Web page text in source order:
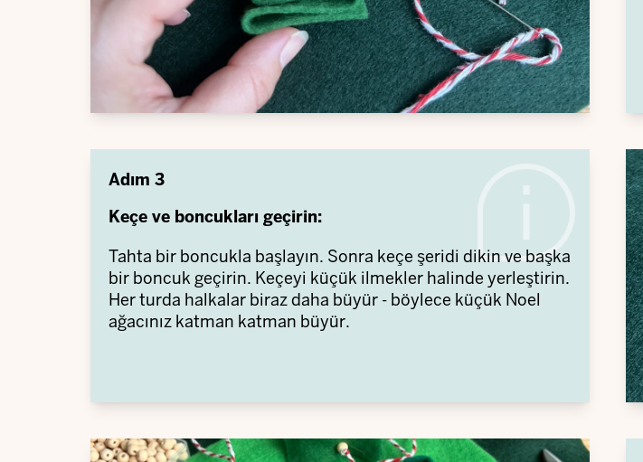
Adım 3
Keçe ve boncukları geçirin:
Tahta bir boncukla başlayın. Sonra keçe şeridi dikin ve başka
bir boncuk geçirin. Keçeyi küçük ilmekler halinde yerleştirin.
Her turda halkalar biraz daha büyür - böylece küçük Noel
ağacınız katman katman büyür.